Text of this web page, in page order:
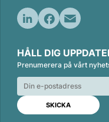
n
k
e
d
n
c
e
b
o
o
k
a
i
l
HÅLL DIG
Prenumerera på vårt